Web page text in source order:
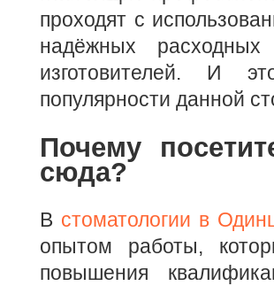
проходят с
надёжных
изготовителей. И
популярности данной
Почему
сюда?
В стоматологии в
опытом работы,
повышения